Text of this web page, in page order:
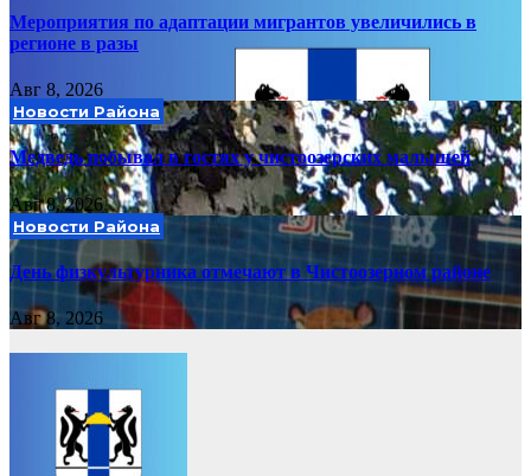
Мероприятия по адаптации мигрантов увеличились в
регионе в разы
Авг 8, 2026
Новости Района
Медведь побывал в гостях у чистоозерских малышей
Авг 8, 2026
Новости Района
День физкультурника отмечают в Чистоозерном районе
Авг 8, 2026